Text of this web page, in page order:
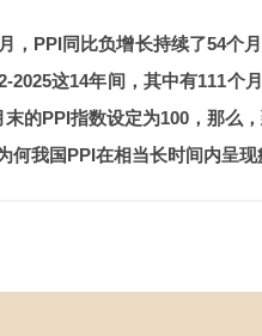
，PPI同比负增长持续了54个
2025这14年间，其中有111个
的PPI指数设定为100，那么
何我国PPI在相当长时间内呈